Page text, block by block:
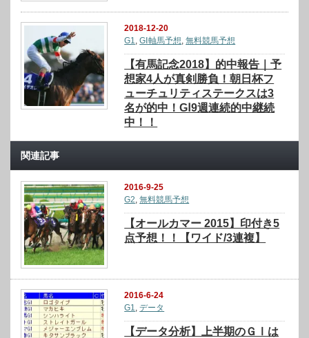
2018-12-20
G1,GⅠ軸馬予想,無料競馬予想
【有馬記念2018】的中報告｜予
想家4人が真剣勝負！朝日杯フ
ューチュリティステークスは3
名が的中！GⅠ9週連続的中継続
中！！
関連記事
2016-9-25
G2,無料競馬予想
【オールカマー 2015】印付き5
点予想！！【ワイド/3連複】
2016-6-24
G1
,データ
【データ分析】上半期のＧⅠは